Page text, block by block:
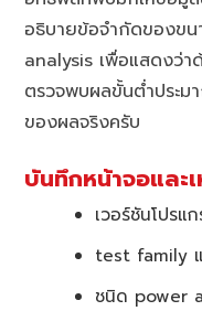
อธิบายข้อจำกัดของข
analysis เพื่อแสดงว่
ตรวจพบผลขั้นต่ำประม
ของผลจริงครับ
บันทึกหน้าจอและ
เวอร์ชันโปรแ
test family
ชนิด power